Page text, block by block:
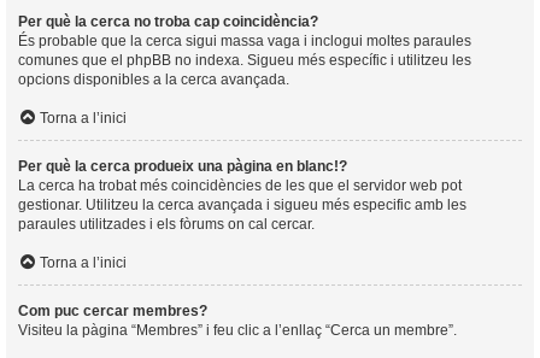
Per què la cerca no troba cap coincidència?
És probable que la cerca sigui massa vaga i inclogui moltes paraules
comunes que el phpBB no indexa. Sigueu més específic i utilitzeu les
opcions disponibles a la cerca avançada.
Torna a l’inici
Per què la cerca produeix una pàgina en blanc!?
La cerca ha trobat més coincidències de les que el servidor web pot
gestionar. Utilitzeu la cerca avançada i sigueu més especific amb les
paraules utilitzades i els fòrums on cal cercar.
Torna a l’inici
Com puc cercar membres?
Visiteu la pàgina “Membres” i feu clic a l’enllaç “Cerca un membre”.